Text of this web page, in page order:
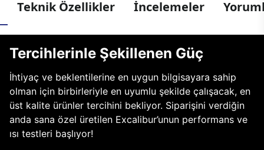
Teknik Özellikler İncelemeler
Tercihlerinle Şekillenen Güç
İhtiyaç ve beklentilerine en uygun bilgisayara sahip
olman için birbirleriyle en uyumlu şekilde çalışacak, en
üst kalite ürünler tercihini bekliyor. Siparişini verdiğin
anda sana özel üretilen Excalibur’unun performans ve
ısı testleri başlıyor!